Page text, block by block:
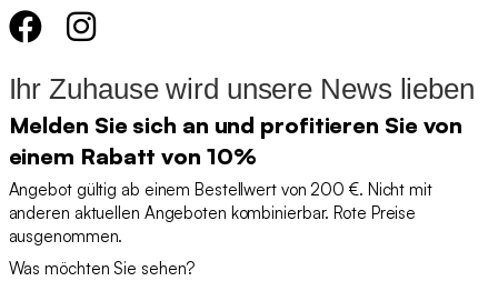
Ihr Zuhause wird unsere News lieben
Melden Sie sich an und profitieren Sie von
einem Rabatt von 10%
Angebot gültig ab einem Bestellwert von 200 €. Nicht mit
anderen aktuellen Angeboten kombinierbar. Rote Preise
ausgenommen.
Was möchten Sie sehen?